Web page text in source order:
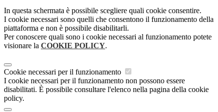
In questa schermata è possibile scegliere quali cookie consentire.
I cookie necessari sono quelli che consentono il funzionamento della
piattaforma e non è possibile disabilitarli.
Per conoscere quali sono i cookie necessari al funzionamento potete
visionare la COOKIE POLICY.
Cookie necessari per il funzionamento
I cookie necessari per il funzionamento non possono essere
disabilitati. È possibile consultare l'elenco nella pagina della cookie
policy.